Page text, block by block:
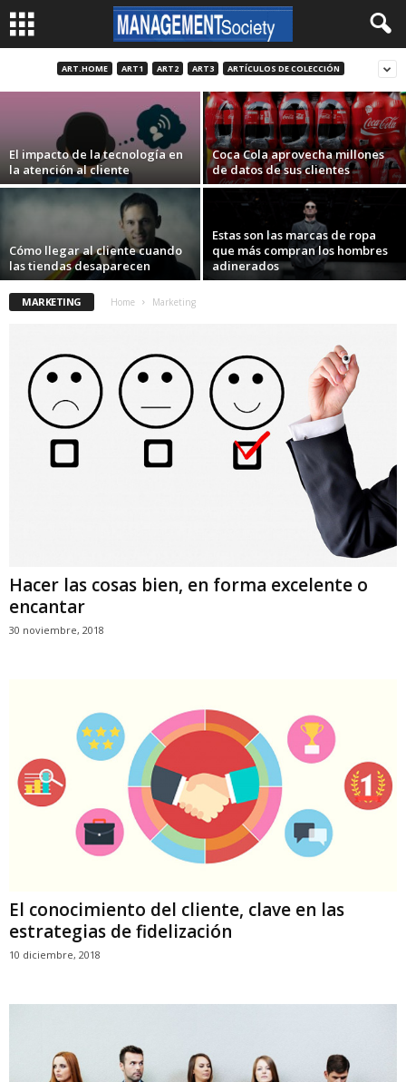
ART.HOME ART1 ART2 ART3 ARTÍCULOS DE COLECCIÓN
Startup revolution: la innovación
technology-push
26 enero, 2017
El impacto de la tecnología en
la atención al cliente
Coca Cola aprovecha millones
de datos de sus clientes
Cómo llegar al cliente cuando
las tiendas desaparecen
Estas son las marcas de ropa
que más compran los hombres
adinerados
MARKETING Home Marketing
Hacer las cosas bien, en forma excelente o
encantar
30 noviembre, 2018
El conocimiento del cliente, clave en las
estrategias de fidelización
10 diciembre, 2018